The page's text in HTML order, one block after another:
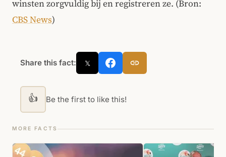
winsten zorgvuldig bij en registreren ze. (Bron:
CBS News)
Share this fact: 𝕏
👍 Be the first to like this!
MORE FACTS